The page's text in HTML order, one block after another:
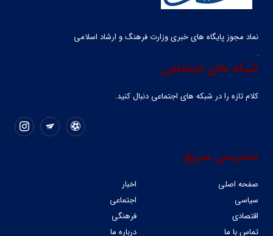
نماد مجوز پایگاه های خبری وزارت فرهنگ و ارشاد اسلامی
شبکه های اجتماعی
کلام تازه را در شبکه ‌های اجتماعی دنبال کنید.
دسترسی سریع
صفحه اصلی
اخبار
سیاسی
اجتماعی
اقتصادی
فرهنگی
تماس با ما
درباره ما